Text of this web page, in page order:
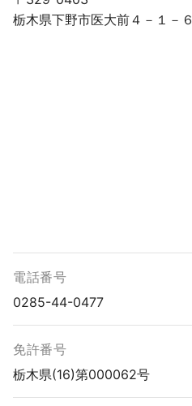
栃木県下野市医大前４－１－６
電話番号
0285-44-0477
免許番号
栃木県(16)第000062号